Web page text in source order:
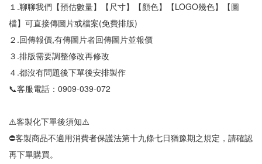
１.聊聊我們【預估數量】【尺寸】【顏色】【LOGO幾色】【圖
檔】可直接傳圖片或檔案(免費排版)
２.回傳報價,有傳圖片者回傳圖片並報價
３.排版需要調整修改再修改
４.都沒有問題後下單後安排製作
📞客服電話：0909-039-072
⚠️客製化下單後須知⚠️
⛔客製商品不適用消費者保護法第十九條七日猶豫期之規定，請確認
再下單購買。